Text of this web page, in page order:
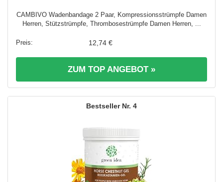
CAMBIVO Wadenbandage 2 Paar, Kompressionsstrümpfe Damen
Herren, Stützstrümpfe, Thrombosestrümpfe Damen Herren, ...
12,74 €
ZUM TOP ANGEBOT »
4